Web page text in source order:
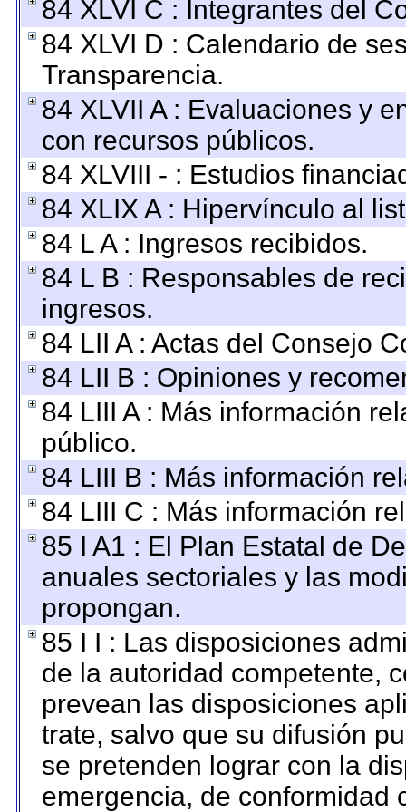
84 XLVI C : Integrantes del
84 XLVI D : Calendario de
Transparencia.
84 XLVII A : Evaluaciones y
con recursos públicos.
84 XLVIII - : Estudios
84 XLIX A : Hipervínculo al
84 L A : Ingresos recibidos.
84 L B : Responsables de
ingresos.
84 LII A : Actas del Consejo
84 LII B : Opiniones y
84 LIII A : Más información
público.
84 LIII B : Más información
84 LIII C : Más información
85 I A1 : El Plan Estatal de
anuales sectoriales y las
propongan.
85 I I : Las disposiciones
de la autoridad competente,
prevean las disposiciones
trate, salvo que su difusión
se pretenden lograr con la
emergencia, de conformidad